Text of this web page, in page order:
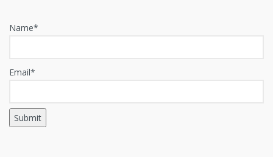
Name*
Email*